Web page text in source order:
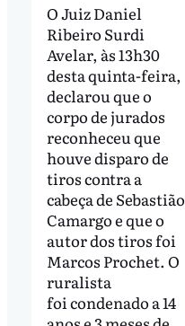
O Juiz Daniel
Ribeiro Surdi
Avelar, às 13h30
desta quinta-feira,
declarou que o
corpo de jurados
reconheceu que
houve disparo de
tiros contra a
cabeça de Sebastião
Camargo e que o
autor dos tiros foi
Marcos Prochet. O
ruralista
foi condenado a 14